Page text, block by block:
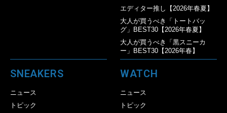
エディター推し【2026年春夏】
大人が買うべき「トートバッ
グ」BEST30【2026年春夏】
大人が買うべき「黒スニーカ
ー」BEST30【2026年春】
SNEAKERS
ニュース
トピック
WATCH
ニュース
トピック